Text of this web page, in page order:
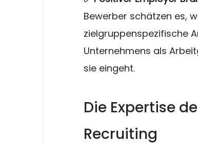
Bewerber schätzen es,
zielgruppenspezifische
Unternehmens als
sie eingeht.
Die Expertise
Recruiting